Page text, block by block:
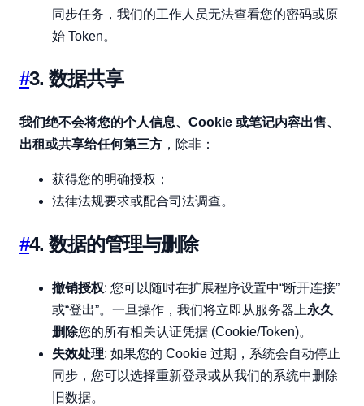
同步任务，我们的工作人员无法查看您的密码或原
始 Token。
#3. 数据共享
我们绝不会将您的个人信息、Cookie 或笔记内容出售、
出租或共享给任何第三方 ，除非：
获得您的明确授权；
法律法规要求或配合司法调查。
#4. 数据的管理与删除
撤销授权: 您可以随时在扩展程序设置中“断开连接”
或“登出”。一旦操作，我们将立即从服务器上永久
删除您的所有相关认证凭据 (Cookie/Token)。
失效处理: 如果您的 Cookie 过期，系统会自动停止
同步，您可以选择重新登录或从我们的系统中删除
旧数据。